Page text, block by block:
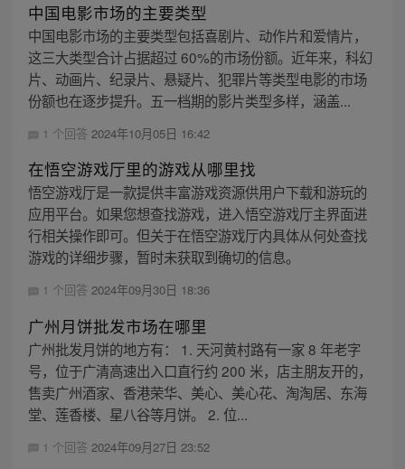
中国电影市场的主要类型
中国电影市场的主要类型包括喜剧片、动作片和爱情片，
这三大类型合计占据超过 60%的市场份额。近年来，科幻
片、动画片、纪录片、悬疑片、犯罪片等类型电影的市场
份额也在逐步提升。五一档期的影片类型多样，涵盖...
1 个回答 2024年10月05日 16:42
在悟空游戏厅里的游戏从哪里找
悟空游戏厅是一款提供丰富游戏资源供用户下载和游玩的
应用平台。如果您想查找游戏，进入悟空游戏厅主界面进
行相关操作即可。但关于在悟空游戏厅内具体从何处查找
游戏的详细步骤，暂时未获取到确切的信息。
1 个回答 2024年09月30日 18:36
广州月饼批发市场在哪里
广州批发月饼的地方有： 1. 天河黄村路有一家 8 年老字
号，位于广清高速出入口直行约 200 米，店主朋友开的，
售卖广州酒家、香港荣华、美心、美心花、淘淘居、东海
堂、莲香楼、星八谷等月饼。 2. 位...
1 个回答 2024年09月27日 23:52